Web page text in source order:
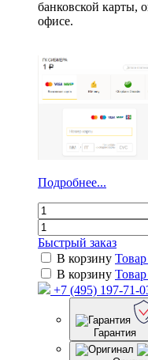
банковской карты,
офисе.
Подробнее...
Быстрый заказ
В корзину
В корзину
+7 (495) 197-71-
Гарантия